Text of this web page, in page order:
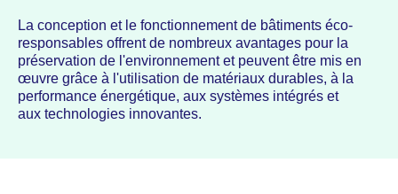
La conception et le fonctionnement de bâtiments éco-
responsables offrent de nombreux avantages pour la
préservation de l'environnement et peuvent être mis en
œuvre grâce à l'utilisation de matériaux durables, à la
performance énergétique, aux systèmes intégrés et
aux technologies innovantes.